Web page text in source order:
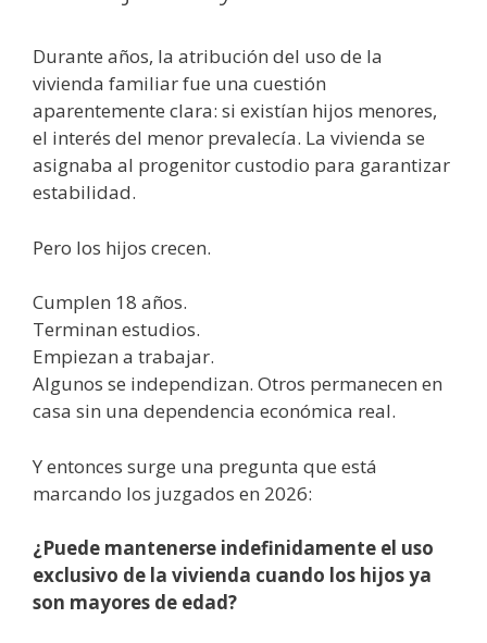
Durante años, la atribución del uso de la
vivienda familiar fue una cuestión
aparentemente clara: si existían hijos menores,
el interés del menor prevalecía. La vivienda se
asignaba al progenitor custodio para garantizar
estabilidad.
Pero los hijos crecen.
Cumplen 18 años.
Terminan estudios.
Empiezan a trabajar.
Algunos se independizan. Otros permanecen en
casa sin una dependencia económica real.
Y entonces surge una pregunta que está
marcando los juzgados en 2026:
¿Puede mantenerse indefinidamente el uso
exclusivo de la vivienda cuando los hijos ya
son mayores de edad?